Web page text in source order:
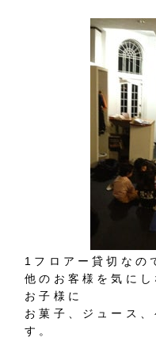
1フロアー貸切なの
他のお客様を気に
お子様に
お菓子、ジュース
す。